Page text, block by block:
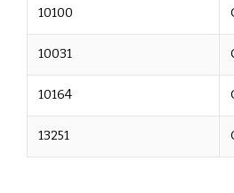
10100
10031
10164
13251